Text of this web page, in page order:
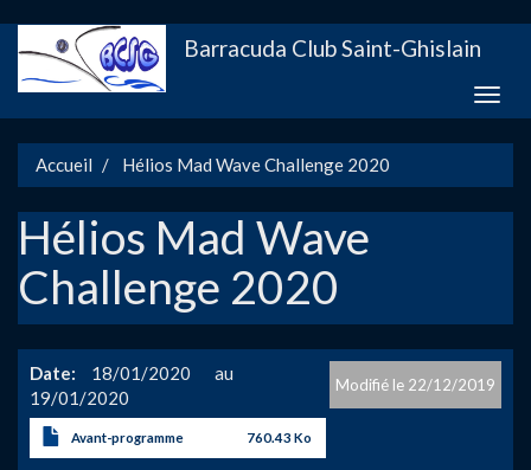
au
contenu
Barracuda Club Saint-Ghislain
Toggle
Accueil Hélios Mad Wave Challenge 2020
Hélios Mad Wave
Challenge 2020
22/12/2019
Date
18/01/2020
19/01/2020
Avant-programme 760.43 Ko